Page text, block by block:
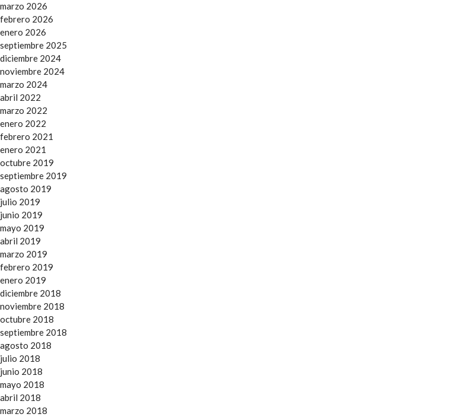
marzo 2026
febrero 2026
enero 2026
septiembre 2025
diciembre 2024
noviembre 2024
marzo 2024
abril 2022
marzo 2022
enero 2022
febrero 2021
enero 2021
octubre 2019
septiembre 2019
agosto 2019
julio 2019
junio 2019
mayo 2019
abril 2019
marzo 2019
febrero 2019
enero 2019
diciembre 2018
noviembre 2018
octubre 2018
septiembre 2018
agosto 2018
julio 2018
junio 2018
mayo 2018
abril 2018
marzo 2018